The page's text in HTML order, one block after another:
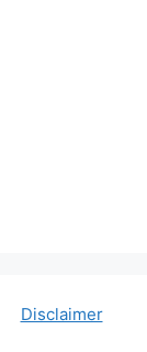
Disclaimer